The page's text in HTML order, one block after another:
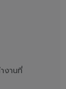
งานที่